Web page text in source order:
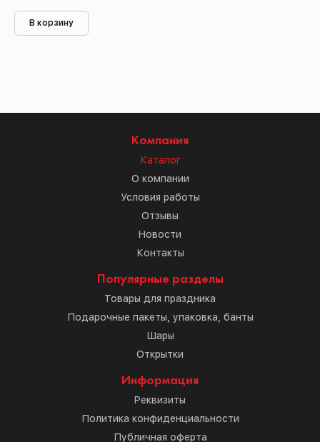
В корзину
Компания
Каталог
О компании
Условия работы
Отзывы
Новости
Контакты
Популярные разделы
Товары для праздника
Подарочные пакеты, упаковка, банты
Шары
Открытки
Информация
Реквизиты
Политика конфиденциальности
Публичная оферта